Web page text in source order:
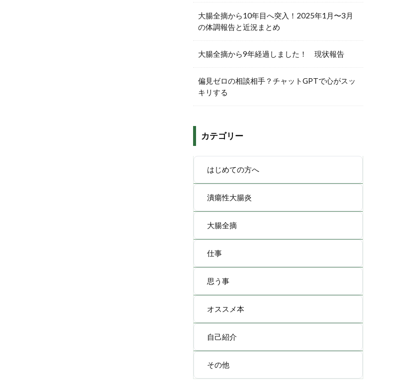
大腸全摘から10年目へ突入！2025年1月〜3月
の体調報告と近況まとめ
大腸全摘から9年経過しました！ 現状報告
偏見ゼロの相談相手？チャットGPTで心がスッ
キリする
カテゴリー
はじめての方へ
潰瘍性大腸炎
大腸全摘
仕事
思う事
オススメ本
自己紹介
その他